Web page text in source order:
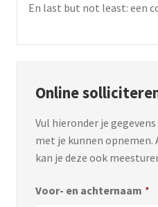
En last but not least: een
Online
Vul hieronder je
met je kunnen opnemen.
kan je deze ook
Voor- en achternaam *